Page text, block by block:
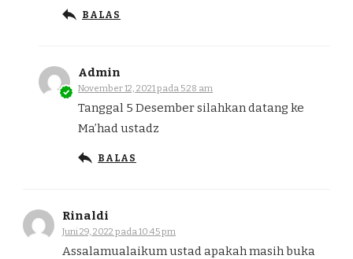
BALAS
Admin
November 12, 2021 pada 5:28 am
Tanggal 5 Desember silahkan datang ke
Ma’had ustadz
BALAS
Rinaldi
Juni 29, 2022 pada 10:45 pm
Assalamualaikum ustad apakah masih buka